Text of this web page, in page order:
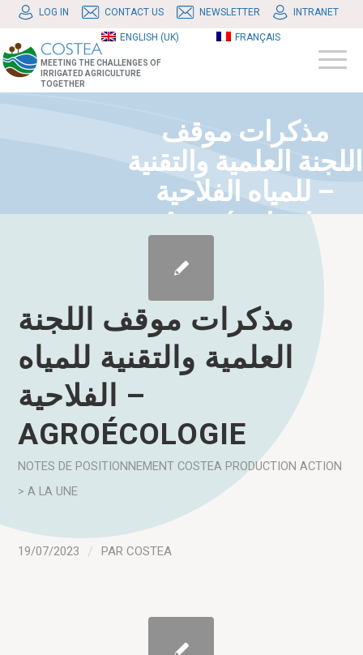
LOG IN CONTACT US NEWSLETTER INTRANET
ENGLISH (UK) FRANÇAIS
MEETING THE CHALLENGES OF
IRRIGATED AGRICULTURE
TOGETHER
مذكرات موقف
اللجنة العلمية والتقنية
للمياه الفلاحية –
Agroécologie
مذكرات موقف اللجنة
العلمية والتقنية للمياه
الفلاحية –
AGROÉCOLOGIE
NOTES DE POSITIONNEMENT COSTEA PRODUCTION ACTION
> A LA UNE
19/07/2023 / PARCOSTEA